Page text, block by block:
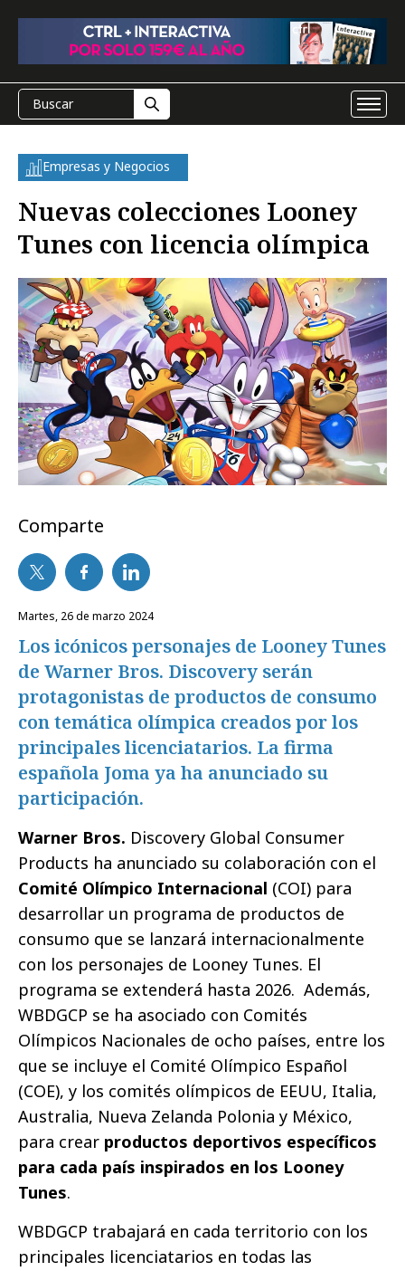
Empresas y Negocios
Nuevas colecciones Looney
Tunes con licencia olímpica
Comparte
martes, 26 de marzo 2024
Los icónicos personajes de Looney Tunes
de Warner Bros. Discovery serán
protagonistas de productos de consumo
con temática olímpica creados por los
principales licenciatarios. La firma
española Joma ya ha anunciado su
participación.
Warner Bros. Discovery Global Consumer
Products ha anunciado su colaboración con el
Comité Olímpico Internacional (COI) para
desarrollar un programa de productos de
consumo que se lanzará internacionalmente
con los personajes de Looney Tunes. El
programa se extenderá hasta 2026. Además,
WBDGCP se ha asociado con Comités
Olímpicos Nacionales de ocho países, entre los
que se incluye el Comité Olímpico Español
(COE), y los comités olímpicos de EEUU, Italia,
Australia, Nueva Zelanda Polonia y México,
para crear productos deportivos específicos
para cada país inspirados en los Looney
Tunes.
WBDGCP trabajará en cada territorio con los
principales licenciatarios en todas las